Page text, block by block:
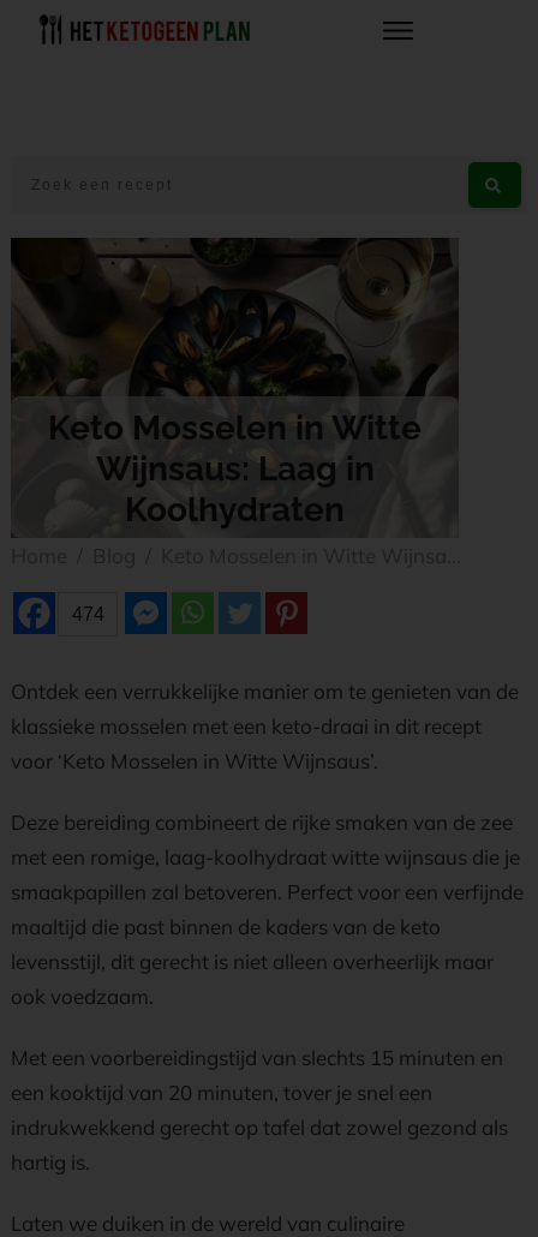
Keto Mosselen in Witte
Wijnsaus: Laag in
Koolhydraten
474
Ontdek een verrukkelijke manier om te genieten van de
klassieke mosselen met een keto-draai in dit recept
voor ‘Keto Mosselen in Witte Wijnsaus’.
Deze bereiding combineert de rijke smaken van de zee
met een romige, laag-koolhydraat witte wijnsaus die je
smaakpapillen zal betoveren. Perfect voor een verfijnde
maaltijd die past binnen de kaders van de keto
levensstijl, dit gerecht is niet alleen overheerlijk maar
ook voedzaam.
Met een voorbereidingstijd van slechts 15 minuten en
een kooktijd van 20 minuten, tover je snel een
indrukwekkend gerecht op tafel dat zowel gezond als
hartig is.
Laten we duiken in de wereld van culinaire